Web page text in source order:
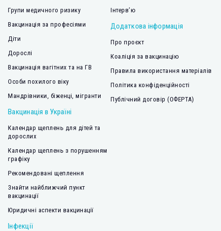
Групи медичного ризику
Вакцинація за професіями
Діти
Дорослі
Вакцинація вагітних та на ГВ
Особи похилого віку
Мандрівники, біженці, мігранти
Вакцинація в Україні
Календар щеплень для дітей та
дорослих
Календар щеплень з порушенням
графіку
Рекомендовані щеплення
Знайти найближчий пункт
вакцинації
Юридичні аспекти вакцинації
Інфекції
Інтерв’ю
Додаткова інформація
Про проєкт
Коаліція за вакцинацію
Правила використання матеріалів
Політика конфіденційності
Публічний договір (ОФЕРТА)